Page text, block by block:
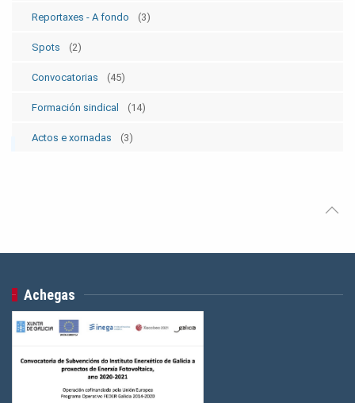
Reportaxes - A fondo (3)
Spots (2)
Convocatorias (45)
Formación sindical (14)
Actos e xornadas (3)
Achegas